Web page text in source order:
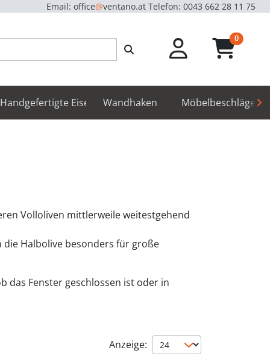
Email: office@ventano.at Telefon: 0043 662 28 11 75
0unread
Handgefertigte Eisenbeschläge
Wandhaken Möbelbeschläge
Volloliven mittlerweile weitestgehend
die Halbolive besonders für große
das Fenster geschlossen ist oder in
Anzeige: